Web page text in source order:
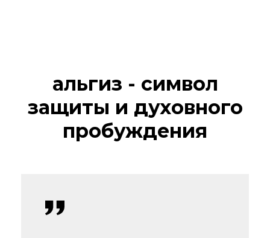
альгиз - символ
защиты и духовного
пробуждения